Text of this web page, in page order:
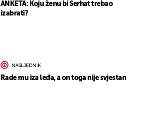
ANKETA: Koju ženu bi Serhat trebao
izabrati?
NASLJEDNIK
Rade mu iza leđa, a on toga nije svjestan